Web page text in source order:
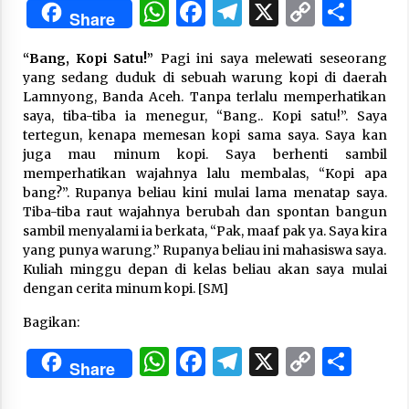
2 months ago
“Pohon Kehidupan”: Mati Dulu, Baru Hidup
3 months ago
“Manusia Digital”: Cerdas Lewat Sinyal
3 months ago
“Allahukrasi”: The Power of Management!
Manajemen “Qaddamat Lighad”: Menjadi
Share WhatsApp
Facebook
Telegram
X Copy
“Bang, Kopi Satu!” Pagi ini saya melewati seseorang
yang sedang duduk di sebuah warung kopi di daerah
Lamnyong, Banda Aceh. Tanpa terlalu memperhatikan
saya, tiba-tiba ia menegur, “Bang.. Kopi satu!”. Saya
tertegun, kenapa memesan kopi sama saya. Saya kan
juga mau minum kopi. Saya berhenti sambil
memperhatikan wajahnya lalu membalas, “Kopi apa
bang?”. Rupanya beliau kini mulai lama menatap saya.
Tiba-tiba raut wajahnya berubah dan spontan bangun
sambil menyalami ia berkata, “Pak, maaf pak ya. Saya kira
yang punya warung.” Rupanya beliau ini mahasiswa saya.
Kuliah minggu depan di kelas beliau akan saya mulai
dengan cerita minum kopi. [SM]
Bagikan:
Share WhatsApp
Facebook
Telegram
X Copy